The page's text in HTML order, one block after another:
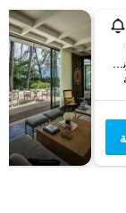
5/5 Phrabarami Road, باتونغ, تايلاند